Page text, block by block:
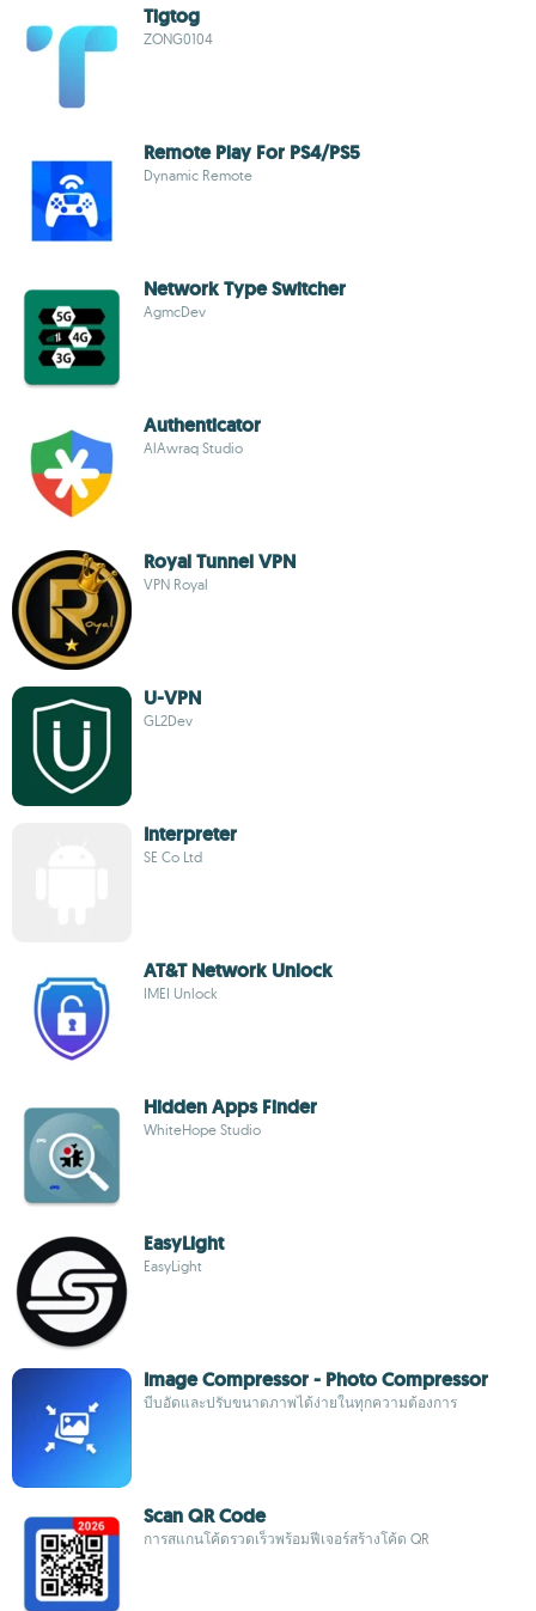
Tigtog
ZONG0104
Remote Play For PS4/PS5
Dynamic Remote
Network Type Switcher
AgmcDev
Authenticator
AlAwraq Studio
Royal Tunnel VPN
VPN Royal
U-VPN
GL2Dev
Interpreter
SE Co Ltd
AT&T Network Unlock
IMEI Unlock
Hidden Apps Finder
WhiteHope Studio
EasyLight
EasyLight
Image Compressor - Photo Compressor
บีบอัดและปรับขนาดภาพได้ง่ายในทุกความต้องการ
Scan QR Code
การสแกนโค้ดรวดเร็วพร้อมฟีเจอร์สร้างโค้ด QR